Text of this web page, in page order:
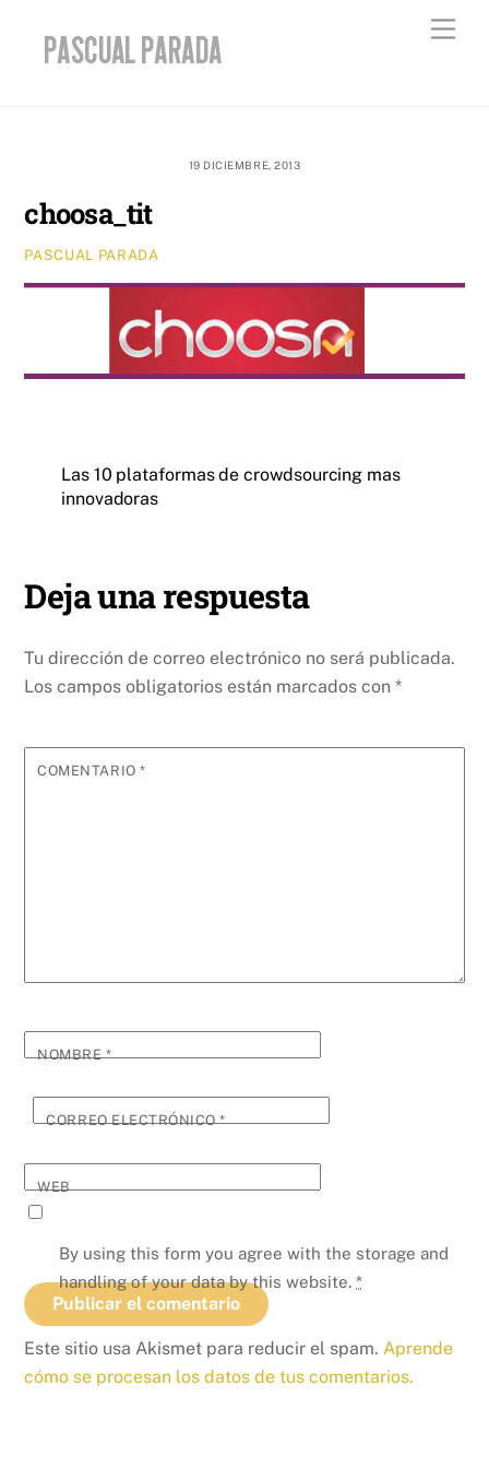
content
19 DICIEMBRE, 2013
choosa_tit
PASCUAL PARADA
Las 10 plataformas de crowdsourcing mas
innovadoras
Deja una respuesta
Tu dirección de correo electrónico no será publicada.
Los campos obligatorios están marcados con*
COMENTARIO*
NOMBRE*
CORREO ELECTRÓNICO*
WEB
By using this form you agree with the storage and
handling of your data by this website.*
Este sitio usa Akismet para reducir el spam. Aprende
cómo se procesan los datos de tus comentarios.